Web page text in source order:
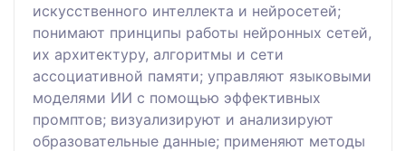
искусственного интеллекта и нейросетей;
понимают принципы работы нейронных сетей,
их архитектуру, алгоритмы и сети
ассоциативной памяти; управляют языковыми
моделями ИИ с помощью эффективных
промптов; визуализируют и анализируют
образовательные данные; применяют методы